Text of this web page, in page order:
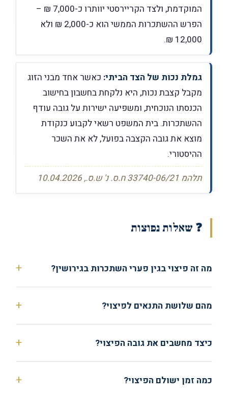
המוקדמת, ולצד הקריירסטי יוותרו כ-7,000 ₪ –
הפרש ההשתכרות הממשי הוא כ-2,000 ₪ ולא
12,000 ₪.
גמלת נכות של הצד הביתי: כאשר אחד מבני הזוג
מקבל קצבת נכות, היא נלקחת בחשבון בחישוב
הכנסתו הנוכחית, ומשפיעה ישירות על גובה עודף
ההשתכרות. בית המשפט רשאי לקבוע כנקודת
מוצא את גובה הקצבה בפועל, לא את השכר
ההיסטורי.
תלהמ 33740-06/21 ח.ס. נ' ש.ס., 10.04.2026
❓ שאלות נפוצות
מה זה פיצוי בגין פערי השתכרות בגירושין?
מהם שלושת התנאים לפיצוי?
כיצד מחשבים את גובה הפיצוי?
כמה זמן ישולם הפיצוי?